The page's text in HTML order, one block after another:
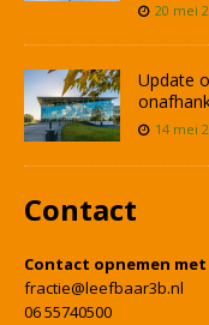
20 mei
Update
14 mei
Contact
Contact opnemen
fractie@leefbaar3b.nl
06 55740500